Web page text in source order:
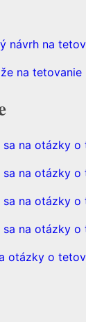
návrh na
na tetovanie
sa na otázky o
sa na otázky o
sa na otázky o
sa na otázky o
otázky o